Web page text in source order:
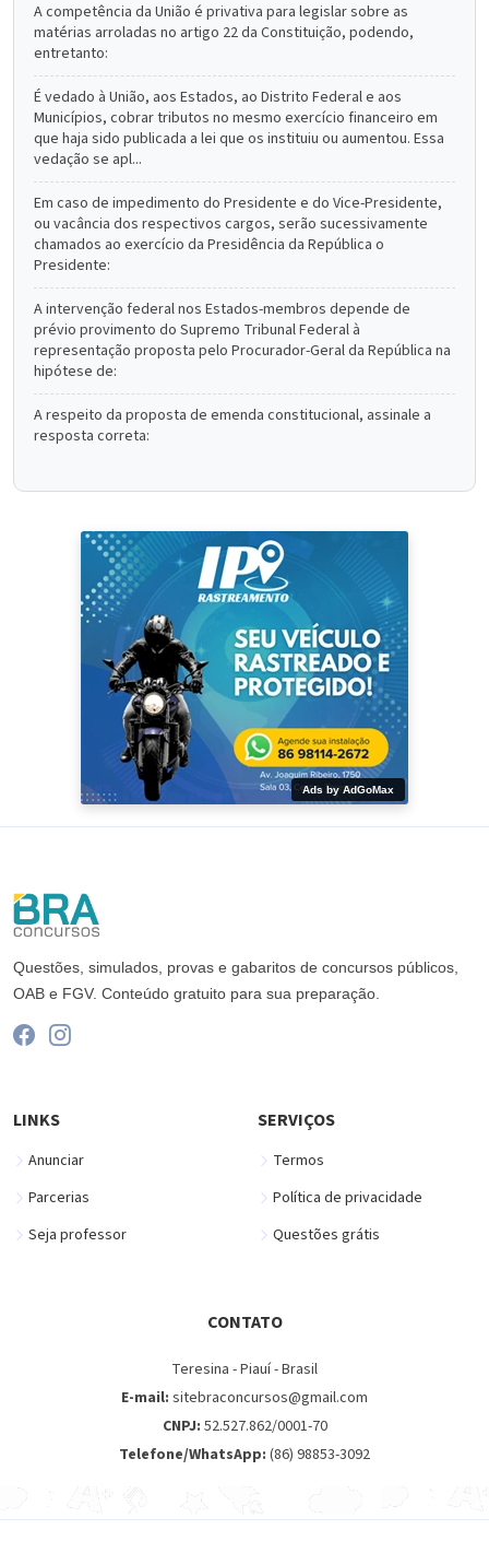
A competência da União é privativa para legislar sobre as
matérias arroladas no artigo 22 da Constituição, podendo,
entretanto:
É vedado à União, aos Estados, ao Distrito Federal e aos
Municípios, cobrar tributos no mesmo exercício financeiro em
que haja sido publicada a lei que os instituiu ou aumentou. Essa
vedação se apl...
Em caso de impedimento do Presidente e do Vice-Presidente,
ou vacância dos respectivos cargos, serão sucessivamente
chamados ao exercício da Presidência da República o
Presidente:
A intervenção federal nos Estados-membros depende de
prévio provimento do Supremo Tribunal Federal à
representação proposta pelo Procurador-Geral da República na
hipótese de:
A respeito da proposta de emenda constitucional, assinale a
resposta correta:
Ads by AdGoMax
Questões, simulados, provas e gabaritos de concursos públicos,
OAB e FGV. Conteúdo gratuito para sua preparação.
LINKS
Anunciar
Parcerias
Seja professor
SERVIÇOS
Termos
Política de privacidade
Questões grátis
CONTATO
Teresina - Piauí - Brasil
E-mail: sitebraconcursos@gmail.com
CNPJ: 52.527.862/0001-70
Telefone/WhatsApp: (86) 98853-3092